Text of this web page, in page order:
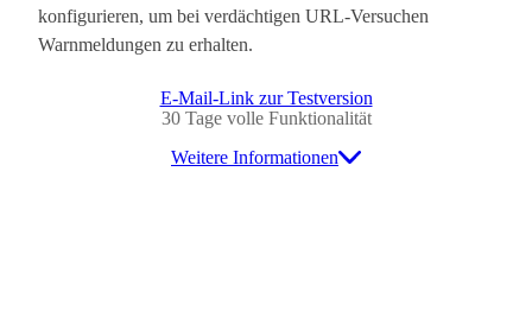
konfigurieren, um bei verdächtigen URL-Versuchen
Warnmeldungen zu erhalten.
E-Mail-Link zur Testversion
30 Tage volle Funktionalität
Weitere Informationen